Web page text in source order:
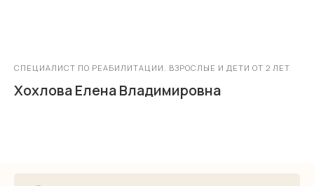
СПЕЦИАЛИСТ ПО РЕАБИЛИТАЦИИ. ВЗРОСЛЫЕ И ДЕТИ ОТ 2 ЛЕТ
Хохлова Елена Владимировна